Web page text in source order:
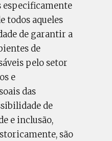
especificamente
todos aqueles
de garantir a
de
pelo setor
e
das
de
e inclusão,
são